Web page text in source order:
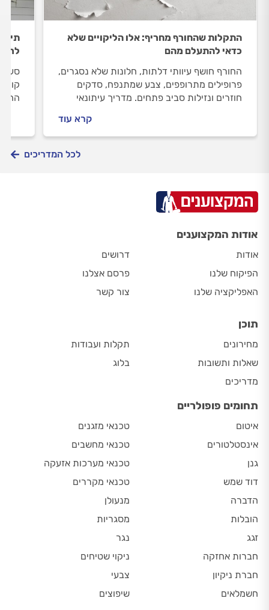
התקלות שהחורף מחריף: אלו הליקויים שלא
כדאי להתעלם מהם
החורף חושף עיוותי דלתות, חלונות שלא נסגרים,
פרופילים מתרופפים, צבע שמתנפח, סדקים
חוזרים ונזילות סביב פתחים. מדריך עיתונאי
ומה ניתן לעשות כדי למנוע נזק מתפתח בדירה.
קרא עוד
לכל המדריכים
אודות המקצוענים
אודות
הפיקוח שלנו
האפליקציה שלנו
דרושים
פרסם אצלנו
צור קשר
תוכן
מחירונים
שאלות ותשובות
מדריכים
תקלות ועבודות
בלוג
תחומים פופולריים
איטום
אינסטלטורים
גנן
דוד שמש
הדברה
הובלות
זגג
חברות אחזקה
חברת ניקיון
חשמלאים
טכנאי מזגנים
טכנאי מחשבים
טכנאי מערכות אזעקה
טכנאי מקררים
מנעולן
מסגריות
נגר
ניקוי שטיחים
צבעי
שיפוצים